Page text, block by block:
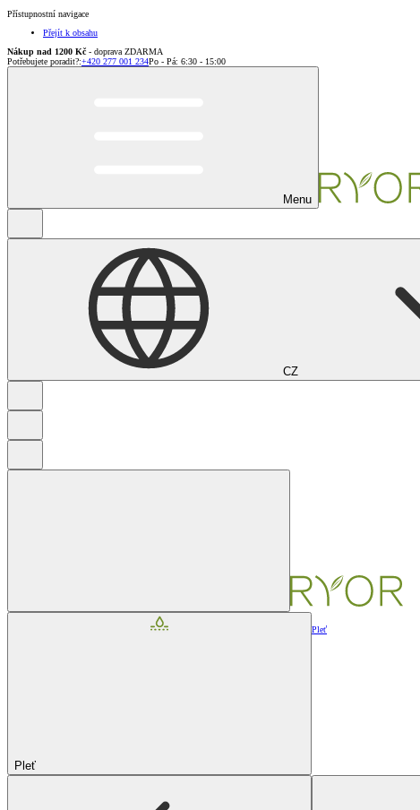
Přístupnostní navigace
Přejít k obsahu
Nákup nad 1200 Kč - doprava ZDARMA
Potřebujete poradit?:+420 277 001 234Po - Pá: 6:30 - 15:00
Menu
CZ
Pleť
Pleť